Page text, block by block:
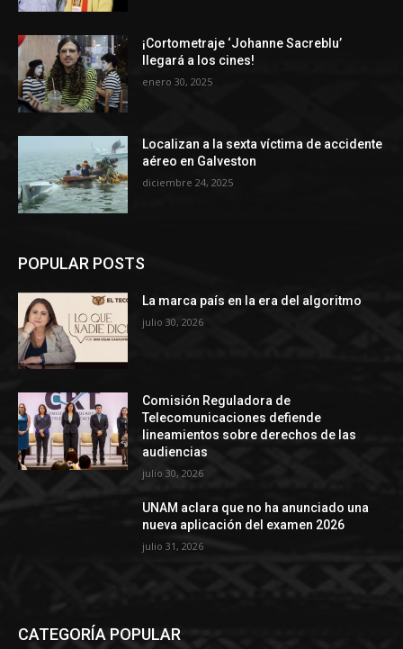
¡Cortometraje ‘Johanne Sacreblu’
llegará a los cines!
enero 30, 2025
Localizan a la sexta víctima de accidente
aéreo en Galveston
diciembre 24, 2025
POPULAR POSTS
La marca país en la era del algoritmo
julio 30, 2026
Comisión Reguladora de
Telecomunicaciones defiende
lineamientos sobre derechos de las
audiencias
julio 30, 2026
UNAM aclara que no ha anunciado una
nueva aplicación del examen 2026
julio 31, 2026
CATEGORÍA POPULAR